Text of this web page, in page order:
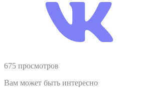
675 просмотров
Вам может быть интересно